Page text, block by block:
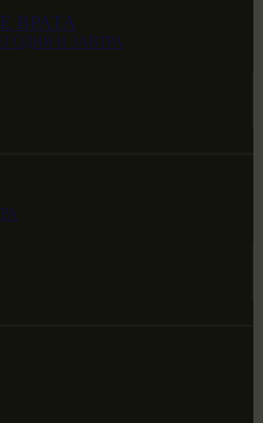
ВРАТА
И ЗАВТРА